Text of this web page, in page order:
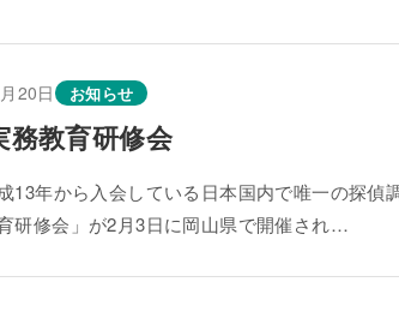
20日 お知らせ
務教育研修会
13年から入会している日本国内で唯一の探
研修会」が2月3日に岡山県で開催され…